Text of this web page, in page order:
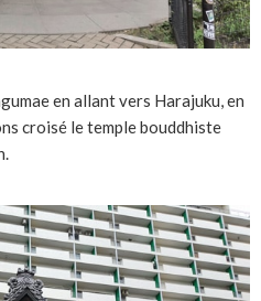
en allant vers Harajuku, en
croisé le temple bouddhiste